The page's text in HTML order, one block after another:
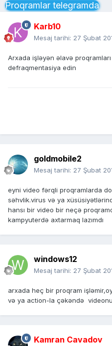
Proqramlar telegramda
Karb10
Mesaj tarihi: 27 Şubat
Arxada işləyən əlavə
defraqmentasiya edin
goldmobile2
Mesaj tarihi: 27 Şubat
eyni video fərqli proqramlarda
səhvlik.virus və ya
hansı bir video bir neçə
kampyuterdə axtarmaq lazımdı
windows12
Mesaj tarihi: 27 Şubat
arxada heç bir proqram
və ya action-la çəkəndə
Kamran Cavadov